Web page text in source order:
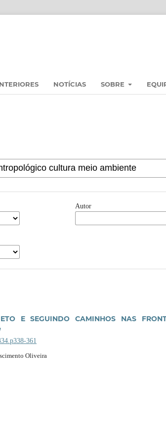
NOTÍCIAS SOBRE
Autor
E SEGUINDO CAMINHOS NAS
361
Oliveira